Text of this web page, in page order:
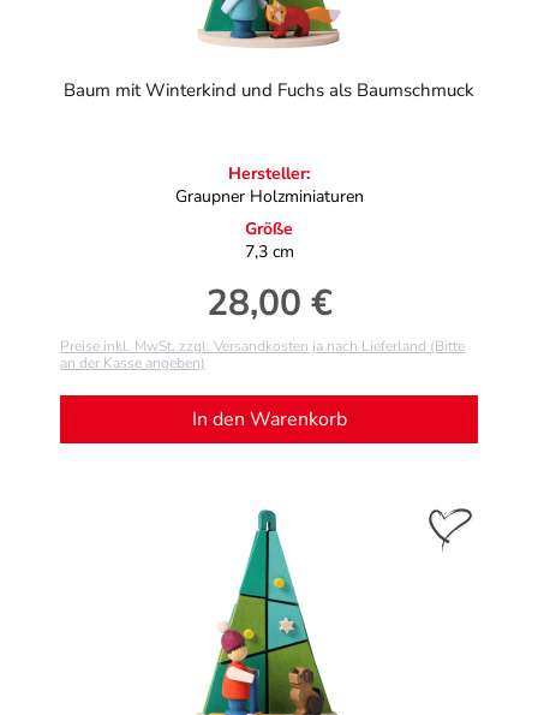
Baum mit Winterkind und Fuchs als Baumschmuck
Hersteller:
Graupner Holzminiaturen
Größe
7,3 cm
Regulärer Preis:
28,00 €
Preise inkl. MwSt. zzgl. Versandkosten ja nach Lieferland (Bitte
an der Kasse angeben)
In den Warenkorb